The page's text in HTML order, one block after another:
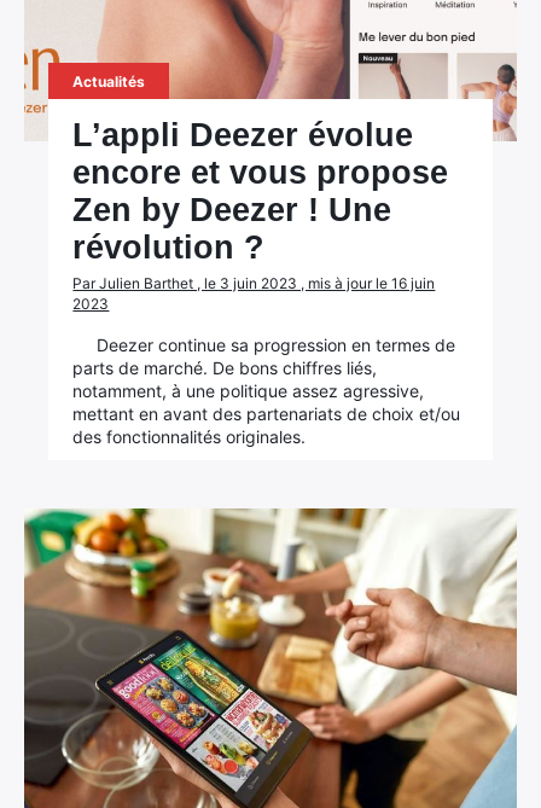
Actualités
L’appli Deezer évolue
encore et vous propose
Zen by Deezer ! Une
révolution ?
Par Julien Barthet , le 3 juin 2023 , mis à jour le 16 juin
2023
Deezer continue sa progression en termes de
parts de marché. De bons chiffres liés,
notamment, à une politique assez agressive,
mettant en avant des partenariats de choix et/ou
des fonctionnalités originales.